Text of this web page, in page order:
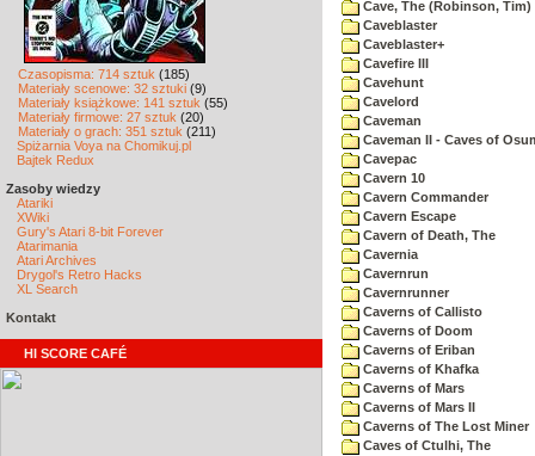
Czasopisma: 714 sztuk (185)
Materiały scenowe: 32 sztuki (9)
Materiały książkowe: 141 sztuk (55)
Materiały firmowe: 27 sztuk (20)
Materiały o grach: 351 sztuk (211)
Spiżarnia Voya na Chomikuj.pl
Bajtek Redux
Zasoby wiedzy
Atariki
XWiki
Gury's Atari 8-bit Forever
Atarimania
Atari Archives
Drygol's Retro Hacks
XL Search
Kontakt
HI SCORE CAFÉ
Cave, The (Robinson, Tim)
Caveblaster
Caveblaster+
Cavefire III
Cavehunt
Cavelord
Caveman
Caveman II - Caves of
Cavepac
Cavern 10
Cavern Commander
Cavern Escape
Cavern of Death, The
Cavernia
Cavernrun
Cavernrunner
Caverns of Callisto
Caverns of Doom
Caverns of Eriban
Caverns of Khafka
Caverns of Mars
Caverns of Mars II
Caverns of The Lost Miner
Caves of Ctulhi, The